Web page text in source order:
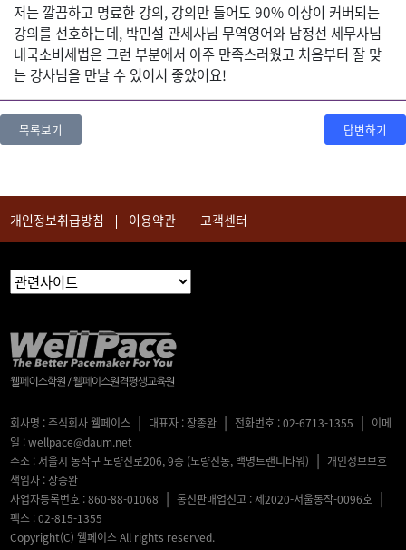
저는 깔끔하고 명료한 강의, 강의만 들어도 90% 이상이 커버되는
강의를 선호하는데, 박민설 관세사님 무역영어와 남정선 세무사님
내국소비세법은 그런 부분에서 아주 만족스러웠고 처음부터 잘 맞
는 강사님을 만날 수 있어서 좋았어요!
목록보기 답변하기
개인정보취급방침 이용약관 고객센터
회사명 : 주식회사 웰페이스 | 대표자 : 장종완 | 전화번호 : 02-6713-1355 | 이메
일 : wellpace@daum.net
주소 : 서울시 동작구 노량진로206, 9층 (노량진동, 백명트랜디타워) | 개인정보보호
책임자 : 장종완
사업자등록번호 : 860-88-01068 | 통신판매업신고 : 제2020-서울동작-0096호 |
팩스 : 02-815-1355
Copyright(C) 웰페이스 All rights reserved.